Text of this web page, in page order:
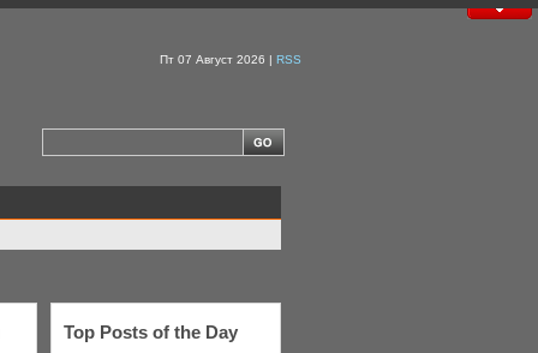
Пт 07 Август 2026 | RSS
Top Posts of the Day